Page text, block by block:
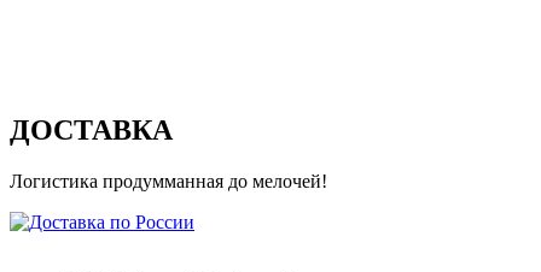
ДОСТАВКА
Логистика продумманная до мелочей!